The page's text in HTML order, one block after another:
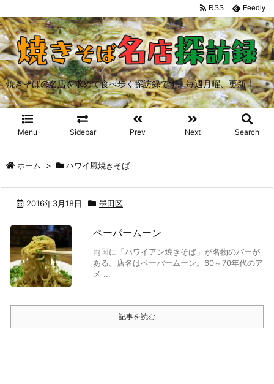
焼きそばの名店を求めて食べ歩く探訪録です。毎週月曜、更新！
Menu Sidebar Prev Next Search
RSS Feedly
ホーム > ハワイ風焼きそば
2016年3月18日 墨田区
ペーパームーン
両国に「ハワイアン焼きそば」が名物のバーが
ある。店名はペーパームーン。60～70年代のア
メ ...
記事を読む